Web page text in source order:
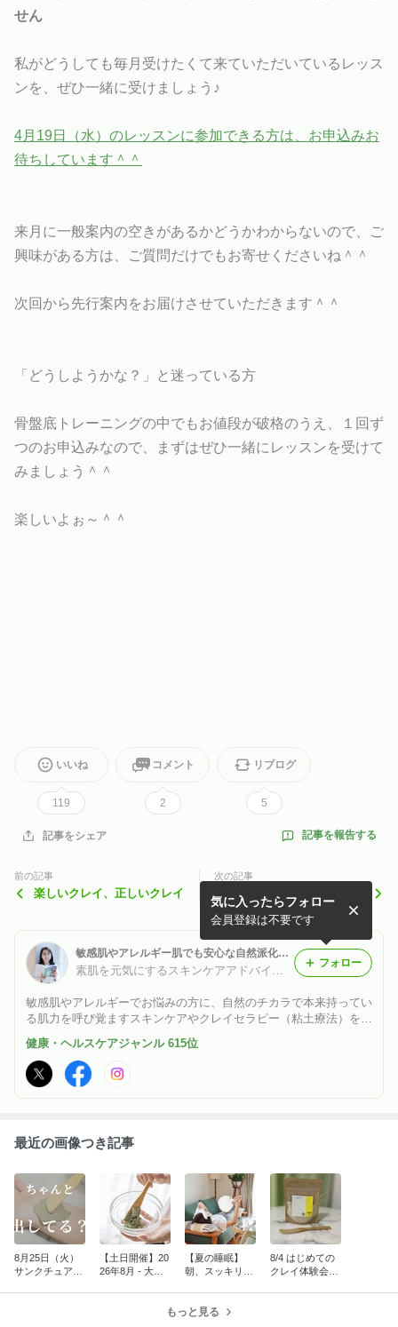
せん
私がどうしても毎月受けたくて来ていただいているレッス
ンを、ぜひ一緒に受けましょう♪
4月19日（水）のレッスンに参加できる方は、お申込みお
待ちしています＾＾
来月に一般案内の空きがあるかどうかわからないので、ご
興味がある方は、ご質問だけでもお寄せくださいね＾＾
次回から先行案内をお届けさせていただきます＾＾
「どうしようかな？」と迷っている方
骨盤底トレーニングの中でもお値段が破格のうえ、１回ず
つのお申込みなので、まずはぜひ一緒にレッスンを受けて
みましょう＾＾
楽しいよぉ～＾＾
いいね
119
コメント
2
リブログ
5
記事をシェア 記事を報告する
前の記事
楽しいクレイ、正しいクレイ
次の記事
クレイ祭り、一緒に楽しみま
せんか～！？
敏感肌やアレルギー肌でも安心な自然派化粧品・クレイ（粘土療法）。クレイソムリエ®主宰。各地で講座・セミナー開催。
素肌を元気にするスキンケアアドバイザー：大谷（おおたに）
敏感肌やアレルギーでお悩みの方に、自然のチカラで本来持ってい
る肌力を呼び覚ますスキンケアやクレイセラピー（粘土療法）をご
紹介。 プラスのスキンケアからマイナスのスキンケアへ。 何かを
入れ続けるケアは卒業。「出す」事で本当の自分自身の美と健康を
取り戻します。
気に入ったらフォロー
会員登録は不要です
フォロー
健康・ヘルスケアジャンル 615位
最近の画像つき記事
8月25日（火）
サンクチュアリ
【土日開催】20
26年8月 - 大谷
【夏の睡眠】
朝、スッキリ起
とクレイ
8/4 はじめての
クレイ体験会
もっと見る